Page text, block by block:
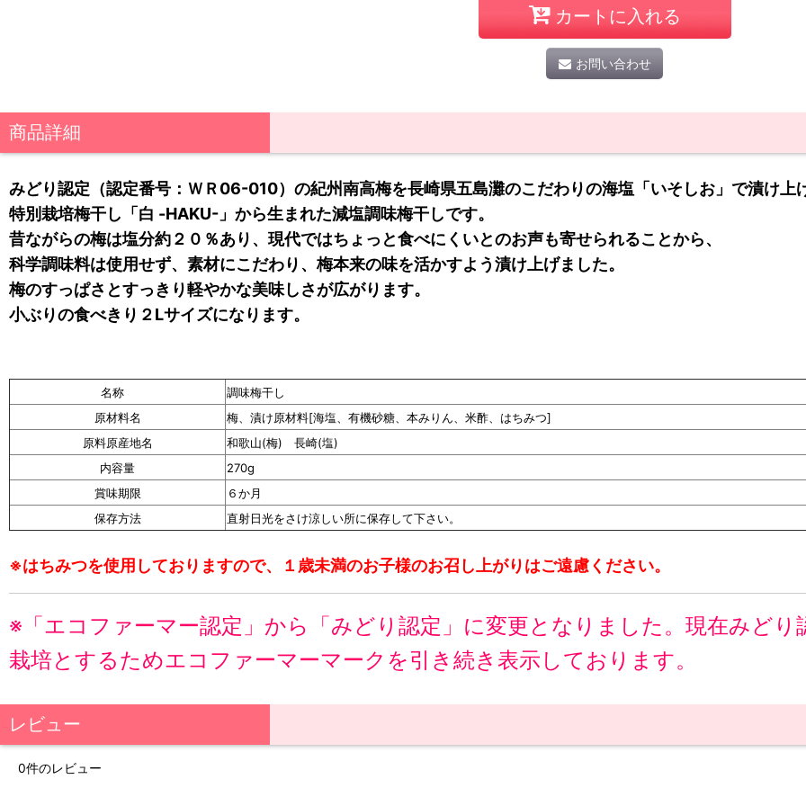
カートに入れる
お問い合わせ
商品詳細
みどり認定（認定番号：ＷＲ06-010）の紀州南高梅を長崎県五島灘のこだわりの海塩「いそしお」で漬け上
特別栽培梅干し「白 -HAKU-」から生まれた減塩調味梅干しです。
昔ながらの梅は塩分約２０％あり、現代ではちょっと食べにくいとのお声も寄せられることから、
科学調味料は使用せず、素材にこだわり、梅本来の味を活かすよう漬け上げました。
梅のすっぱさとすっきり軽やかな美味しさが広がります。
小ぶりの食べきり２Lサイズになります。
名称
調味梅干し
原材料名
梅、漬け原材料[海塩、有機砂糖、本みりん、米酢、はちみつ]
原料原産地名
和歌山(梅) 長崎(塩)
内容量
270g
賞味期限
６か月
保存方法
直射日光をさけ涼しい所に保存して下さい。
※はちみつを使用しておりますので、１歳未満のお子様のお召し上がりはご遠慮ください。
※「エコファーマー認定」から「みどり認定」に変更となりました。現在みど
栽培とするためエコファーマーマークを引き続き表示しております。
レビュー
0件のレビュー